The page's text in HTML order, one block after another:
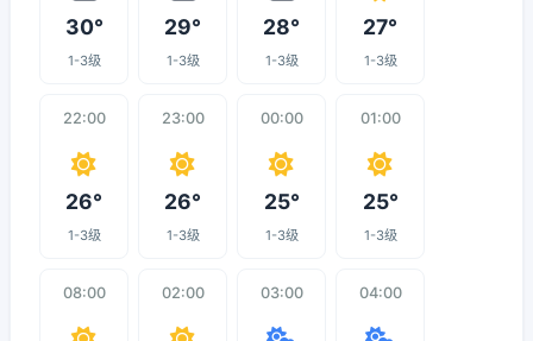
30°
1-3级
29°
1-3级
28°
1-3级
27°
1-3级
22:00
26°
1-3级
23:00
26°
1-3级
00:00
25°
1-3级
01:00
25°
1-3级
08:00 02:00 03:00 04:00